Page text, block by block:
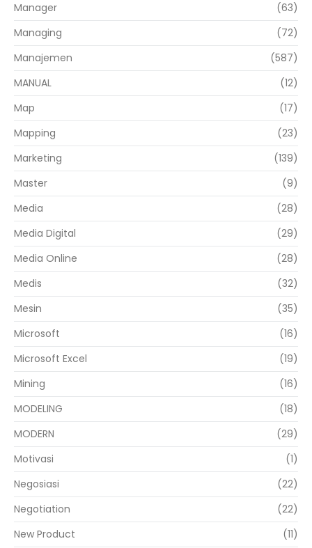
Manager
(63)
Managing
(72)
Manajemen
(587)
MANUAL
(12)
Map
(17)
Mapping
(23)
Marketing
(139)
Master
(9)
Media
(28)
Media Digital
(29)
Media Online
(28)
Medis
(32)
Mesin
(35)
Microsoft
(16)
Microsoft Excel
(19)
Mining
(16)
MODELING
(18)
MODERN
(29)
Motivasi
(1)
Negosiasi
(22)
Negotiation
(22)
New Product
(11)